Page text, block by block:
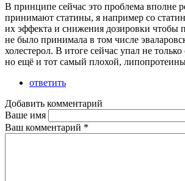
В принципе сейчас это проблема вполне
принимают статины, я например со
их эффекта и снижения дозировки чтобы
не было принимала в том числе
холестерол. В итоге сейчас упал не
но ещё и тот самый плохой,
ответить
Добавить комментарий
Ваше имя
Ваш комментарий *